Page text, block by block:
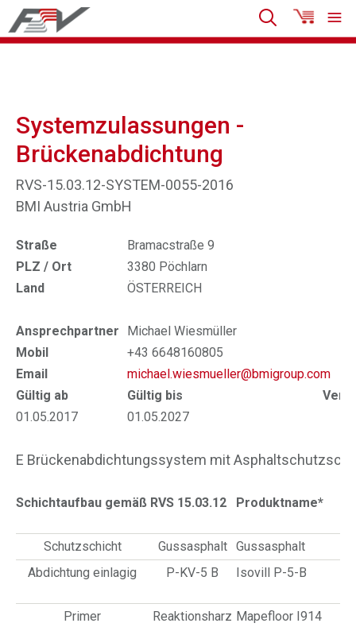
Systemzulassungen -
Brückenabdichtung
RVS-15.03.12-SYSTEM-0055-2016
BMI Austria GmbH
Straße
Bramacstraße 9
PLZ / Ort
3380 Pöchlarn
Land
ÖSTERREICH
Ansprechpartner
Michael Wiesmüller
Mobil
+43 6648160805
Email
michael.wiesmueller@bmigroup.com
Gültig ab
Gültig bis
01.05.2017
01.05.2027
E Brückenabdichtungssystem mit
Schichtaufbau gemäß RVS 15.03.12 Produktname*
Schutzschicht Gussasphalt
Gussasphalt
Abdichtung einlagig
P-KV-5 B Isovill P-5-B
Primer
Reaktionsharz Mapefloor I914